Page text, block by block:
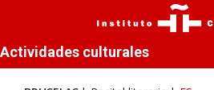
Actividades culturales